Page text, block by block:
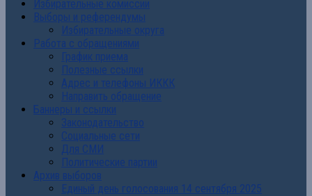
Избирательные комиссии
Выборы и референдумы
Избирательные округа
Работа с обращениями
График приема
Полезные ссылки
Адрес и телефоны ИККК
Направить обращение
Баннеры и ссылки
Законодательство
Социальные сети
Для СМИ
Политические партии
Архив выборов
Единый день голосования 14 сентября 2025